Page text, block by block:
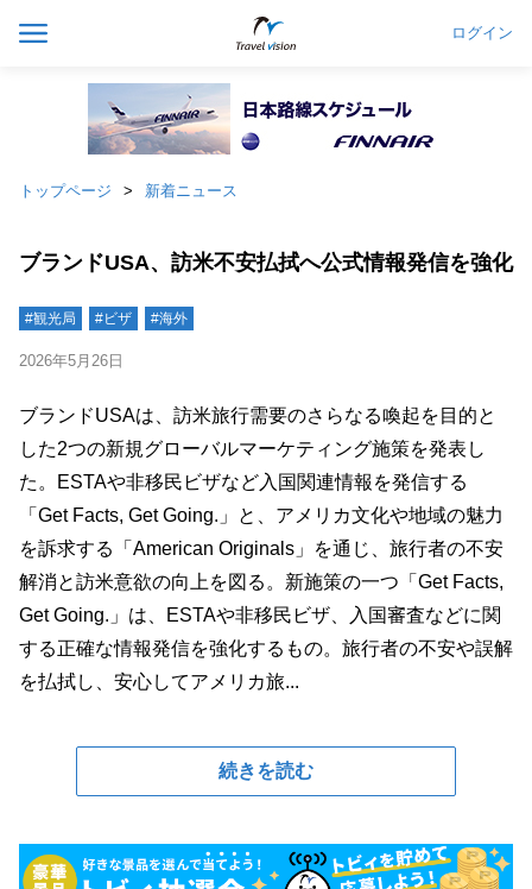
ログイン
トップページ 新着ニュース
ブランドUSA、訪米不安払拭へ公式情報発信を強化
#観光局 #ビザ #海外
2026年5月26日
ブランドUSAは、訪米旅行需要のさらなる喚起を目的と
した2つの新規グローバルマーケティング施策を発表し
た。ESTAや非移民ビザなど入国関連情報を発信する
「Get Facts, Get Going.」と、アメリカ文化や地域の魅力
を訴求する「American Originals」を通じ、旅行者の不安
解消と訪米意欲の向上を図る。新施策の一つ「Get Facts,
Get Going.」は、ESTAや非移民ビザ、入国審査などに関
する正確な情報発信を強化するもの。旅行者の不安や誤解
を払拭し、安心してアメリカ旅...
続きを読む